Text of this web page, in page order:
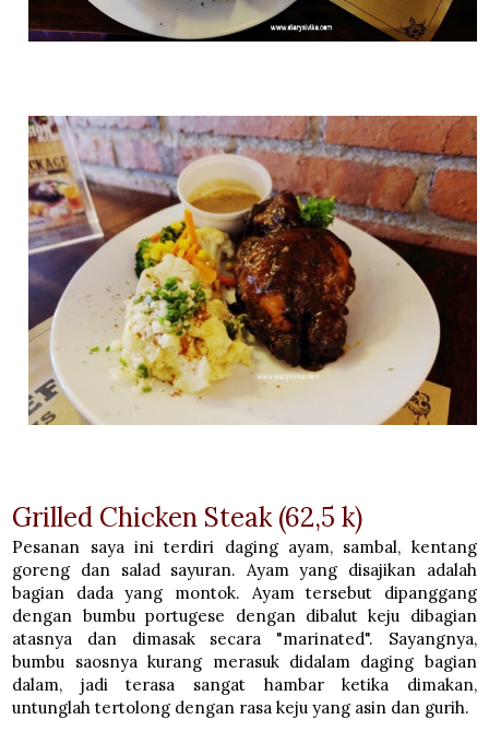
Grilled Chicken Steak (62,5 k)
Pesanan saya ini terdiri daging ayam, sambal, kentang
goreng dan salad sayuran. Ayam yang disajikan adalah
bagian dada yang montok. Ayam tersebut dipanggang
dengan bumbu portugese dengan dibalut keju dibagian
atasnya dan dimasak secara "marinated". Sayangnya,
bumbu saosnya kurang merasuk didalam daging bagian
dalam, jadi terasa sangat hambar ketika dimakan,
untunglah tertolong dengan rasa keju yang asin dan gurih.